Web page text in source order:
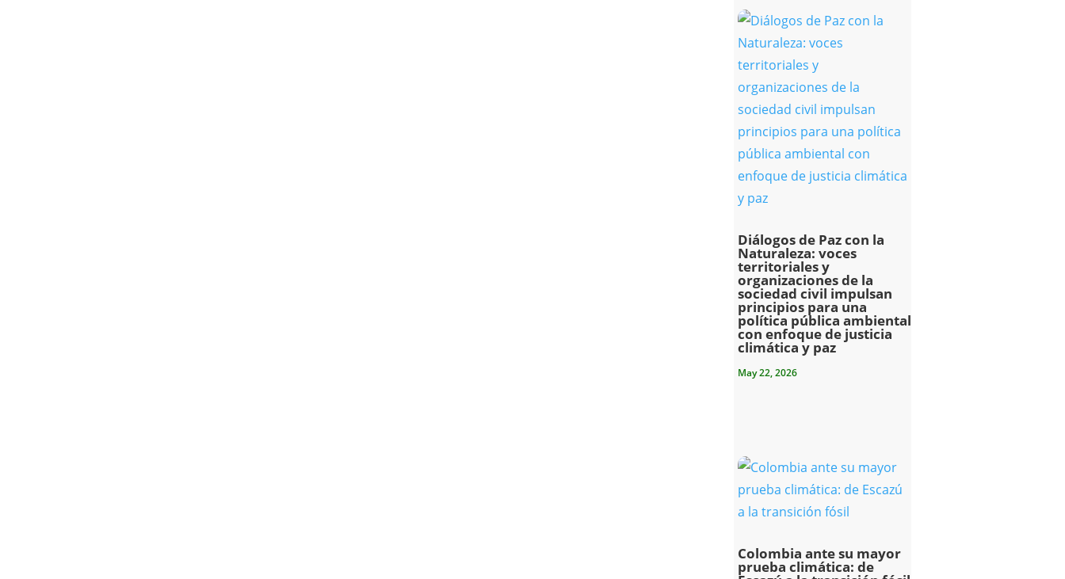
Diálogos de Paz con la
Naturaleza: voces
territoriales y
organizaciones de la
sociedad civil impulsan
principios para una
política pública ambiental
con enfoque de justicia
climática y paz
May 22, 2026
Colombia ante su mayor
prueba climática: de